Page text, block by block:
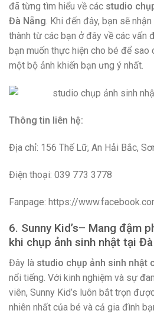
đã từng tìm hiểu về các studio
Đà Nẵng. Khi đến đây, bạn sẽ
thành từ các bạn ở đây về các vấn
bạn muốn thực hiện cho bé để
một bộ ảnh khiến bạn ưng ý nhất.
Thông tin liên hệ:
Địa chỉ: 156 Thế Lữ, An Hải Bắc,
Điện thoại: 039 773 3778
Fanpage: https://
6. Sunny Kid’s– Mang đậm
khi chụp ảnh sinh nhật tại
Đây là studio chụp ảnh sinh nhật
nổi tiếng. Với kinh nghiệm và sự
viên, Sunny Kid’s luôn bắt trọn
nhiên nhất của bé và cả gia đình